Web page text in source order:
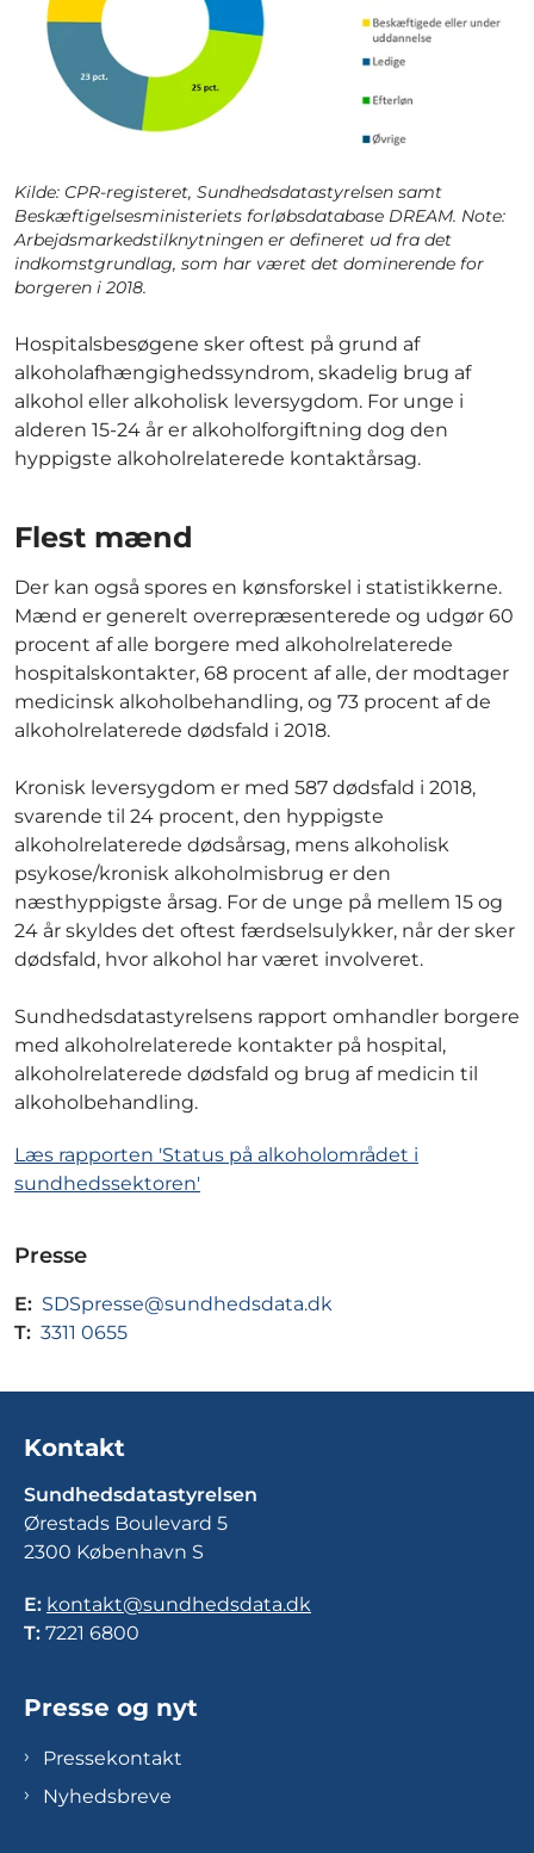
Kilde: CPR-registeret, Sundhedsdatastyrelsen samt
Beskæftigelsesministeriets forløbsdatabase DREAM. Note:
Arbejdsmarkedstilknytningen er defineret ud fra det
indkomstgrundlag, som har været det dominerende for
borgeren i 2018.
Hospitalsbesøgene sker oftest på grund af
alkoholafhængighedssyndrom, skadelig brug af
alkohol eller alkoholisk leversygdom. For unge i
alderen 15-24 år er alkoholforgiftning dog den
hyppigste alkoholrelaterede kontaktårsag.
Flest mænd
Der kan også spores en kønsforskel i statistikkerne.
Mænd er generelt overrepræsenterede og udgør 60
procent af alle borgere med alkoholrelaterede
hospitalskontakter, 68 procent af alle, der modtager
medicinsk alkoholbehandling, og 73 procent af de
alkoholrelaterede dødsfald i 2018.
Kronisk leversygdom er med 587 dødsfald i 2018,
svarende til 24 procent, den hyppigste
alkoholrelaterede dødsårsag, mens alkoholisk
psykose/kronisk alkoholmisbrug er den
næsthyppigste årsag. For de unge på mellem 15 og
24 år skyldes det oftest færdselsulykker, når der sker
dødsfald, hvor alkohol har været involveret.
Sundhedsdatastyrelsens rapport omhandler borgere
med alkoholrelaterede kontakter på hospital,
alkoholrelaterede dødsfald og brug af medicin til
alkoholbehandling.
Læs rapporten 'Status på alkoholområdet i
sundhedssektoren'
Presse
E: SDSpresse@sundhedsdata.dk
T: 3311 0655
Kontakt
Sundhedsdatastyrelsen
Ørestads Boulevard 5
2300 København S
E: kontakt@sundhedsdata.dk
T: 7221 6800
Presse og nyt
Pressekontakt
Nyhedsbreve